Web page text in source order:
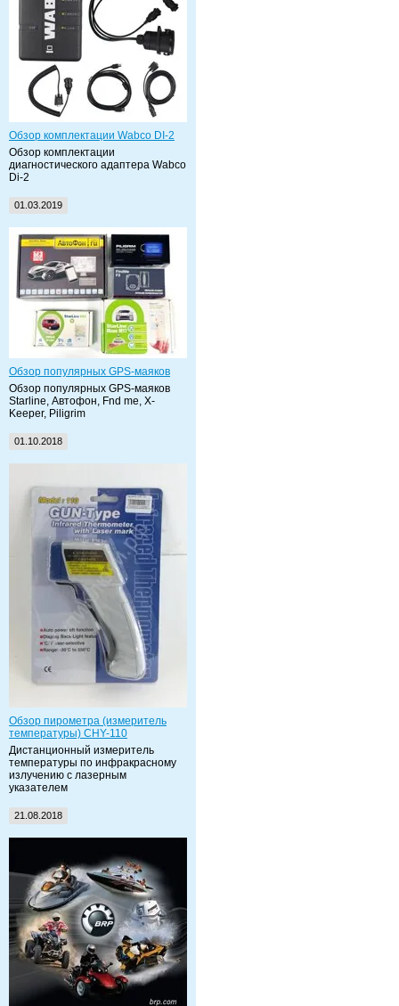
Обзор комплектации Wabco DI-2
Обзор комплектации
диагностического адаптера Wabco
Di-2
01.03.2019
Обзор популярных GPS-маяков
Обзор популярных GPS-маяков
Starline, Автофон, Fnd me, X-
Keeper, Piligrim
01.10.2018
Обзор пирометра (измеритель
температуры) CHY-110
Дистанционный измеритель
температуры по инфракрасному
излучению с лазерным
указателем
21.08.2018